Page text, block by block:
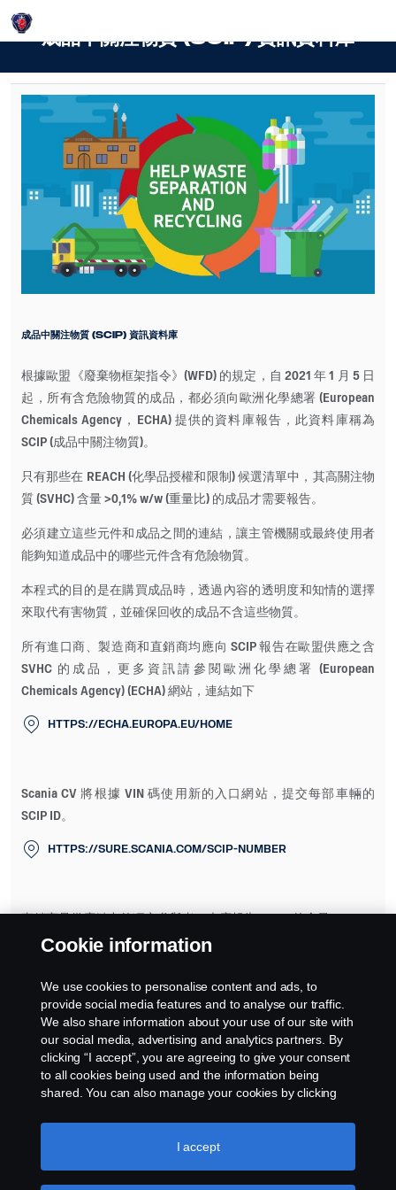
成品中關注物質 (SCIP) 資訊資料庫
成品中關注物質 (SCIP) 資訊資料庫
根據歐盟《廢棄物框架指令》(WFD) 的規定，自 2021 年 1 月 5 日
起，所有含危險物質的成品，都必須向歐洲化學總署 (European
Chemicals Agency，ECHA) 提供的資料庫報告，此資料庫稱為
SCIP (成品中關注物質)。
只有那些在 REACH (化學品授權和限制) 候選清單中，其高關注物
質 (SVHC) 含量 >0,1% w/w (重量比) 的成品才需要報告。
必須建立這些元件和成品之間的連結，讓主管機關或最終使用者
能夠知道成品中的哪些元件含有危險物質。
本程式的目的是在購買成品時，透過內容的透明度和知情的選擇
來取代有害物質，並確保回收的成品不含這些物質。
所有進口商、製造商和直銷商均應向 SCIP 報告在歐盟供應之含
SVHC 的成品，更多資訊請參閱歐洲化學總署 (European
Chemicals Agency) (ECHA) 網站，連結如下
HTTPS://ECHA.EUROPA.EU/HOME
Scania CV 將根據 VIN 碼使用新的入口網站，提交每部車輛的
SCIP ID。
HTTPS://SURE.SCANIA.COM/SCIP-NUMBER
直銷商是供應鏈中的獨立參與者，也應報告 SVHC 的含量。
針對出廠後才裝配之含 SVHC 的零件，應由將車輛投放市場的參
銷商根據業務協議進行。
Cookie information
We use cookies to personalise content and ads, to
provide social media features and to analyse our traffic.
We also share information about your use of our site with
our social media, advertising and analytics partners. By
clicking “I accept”, you are agreeing to give your consent
to all cookies being used and the information being
shared. You can also manage your cookies by clicking
like to accept. For a more detailed explanation of how we
use cookies, please visit our cookies section, which you
I accept